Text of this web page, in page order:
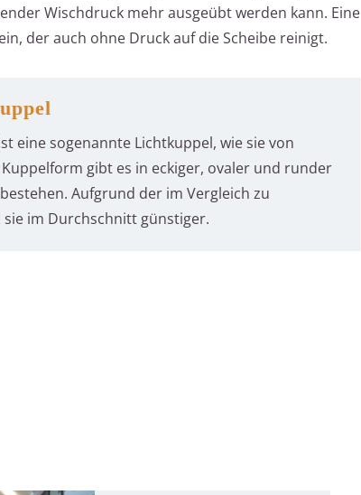
Wischdruck mehr ausgeübt werden kann. Eine
der auch ohne Druck auf die Scheibe reinigt.
eine sogenannte Lichtkuppel, wie sie von
gibt es in eckiger, ovaler und runder
Aufgrund der im Vergleich zu
im Durchschnitt günstiger.